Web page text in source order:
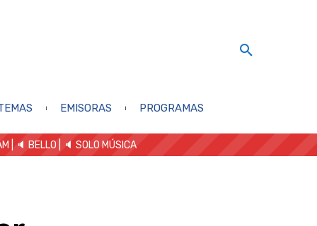
EMISORAS PROGRAMAS
| 🔈 BELLO 🔈 SOLO MÚSICA